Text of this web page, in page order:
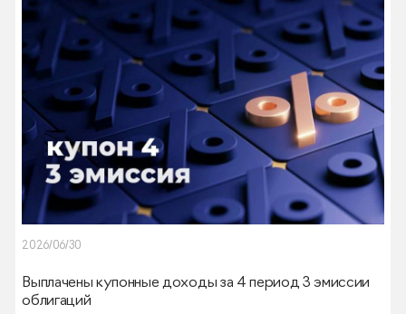
2026/06/30
Выплачены купонные доходы за 4 период 3 эмиссии
облигаций